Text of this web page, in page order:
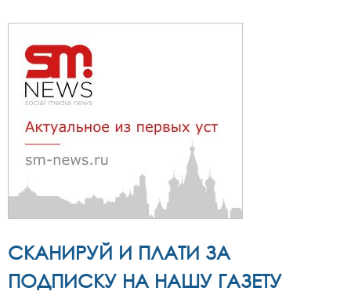
СКАНИРУЙ И ПЛАТИ ЗА
ПОДПИСКУ НА НАШУ ГАЗЕТУ